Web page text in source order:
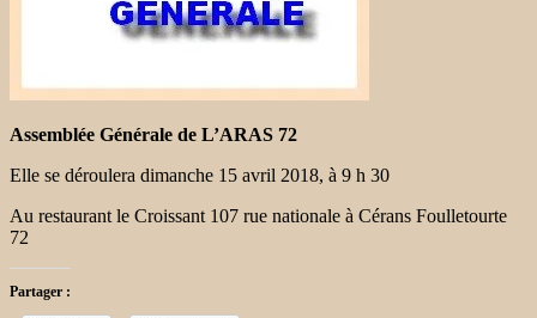
Assemblée Générale de L’ARAS 72
Elle se déroulera dimanche 15 avril 2018, à 9 h 30
Au restaurant le Croissant 107 rue nationale à Cérans Foulletourte
72
Partager :